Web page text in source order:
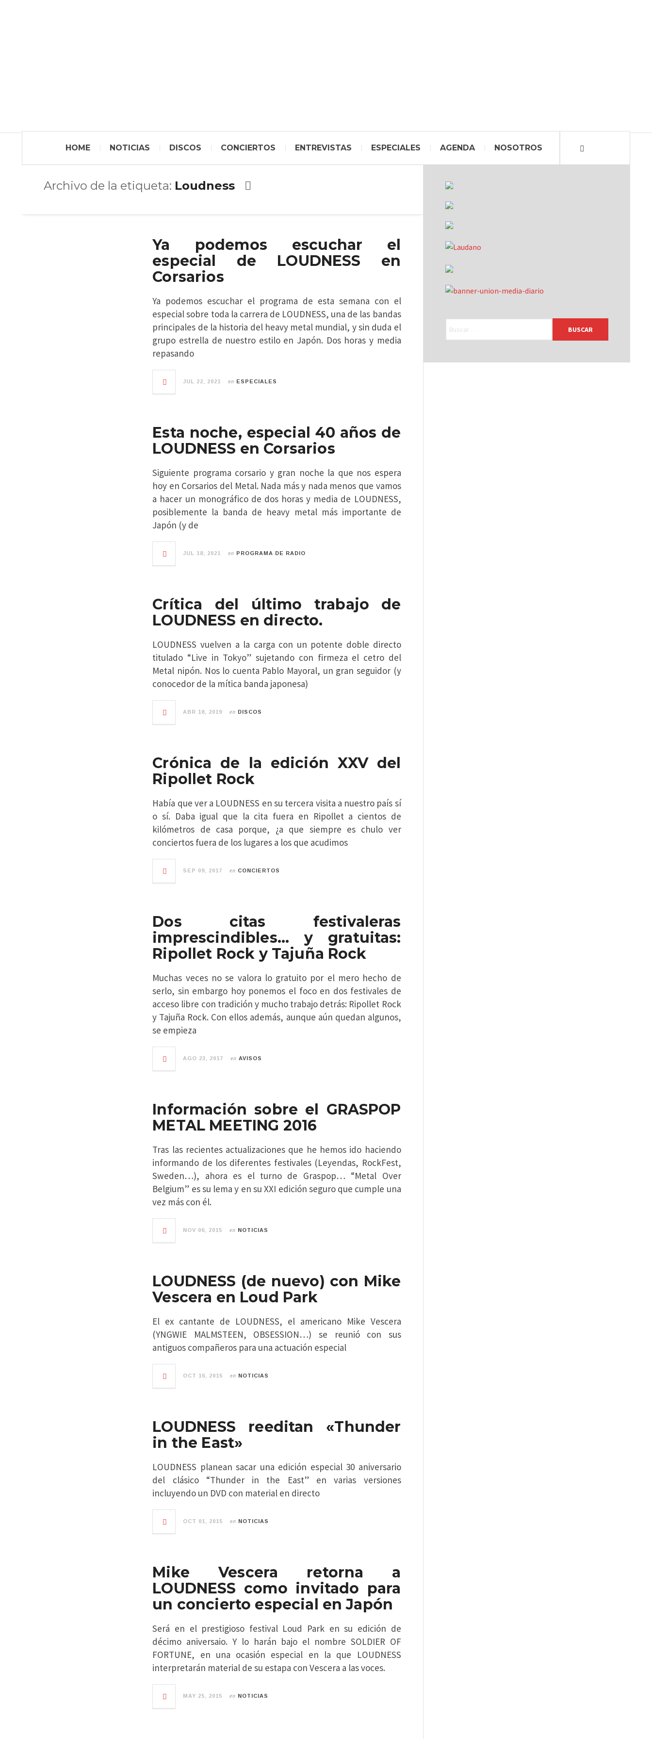
HOME NOTICIAS DISCOS CONCIERTOS ENTREVISTAS ESPECIALES AGENDA NOSOTROS
Archivo de la etiqueta: Loudness
Ya podemos escuchar el
especial de LOUDNESS en
Corsarios
Ya podemos escuchar el programa de esta semana con el
especial sobre toda la carrera de LOUDNESS, una de las bandas
principales de la historia del heavy metal mundial, y sin duda el
grupo estrella de nuestro estilo en Japón. Dos horas y media
repasando
JUL 22, 2021 en ESPECIALES
Esta noche, especial 40 años de
LOUDNESS en Corsarios
Siguiente programa corsario y gran noche la que nos espera
hoy en Corsarios del Metal. Nada más y nada menos que vamos
a hacer un monográfico de dos horas y media de LOUDNESS,
posiblemente la banda de heavy metal más importante de
Japón (y de
JUL 18, 2021 en PROGRAMA DE RADIO
Crítica del último trabajo de
LOUDNESS en directo.
LOUDNESS vuelven a la carga con un potente doble directo
titulado “Live in Tokyo” sujetando con firmeza el cetro del
Metal nipón. Nos lo cuenta Pablo Mayoral, un gran seguidor (y
conocedor de la mítica banda japonesa)
ABR 18, 2019 en DISCOS
Crónica de la edición XXV del
Ripollet Rock
Había que ver a LOUDNESS en su tercera visita a nuestro país sí
o sí. Daba igual que la cita fuera en Ripollet a cientos de
kilómetros de casa porque, ¿a que siempre es chulo ver
conciertos fuera de los lugares a los que acudimos
SEP 09, 2017 en CONCIERTOS
Dos citas festivaleras
imprescindibles… y gratuitas:
Ripollet Rock y Tajuña Rock
Muchas veces no se valora lo gratuito por el mero hecho de
serlo, sin embargo hoy ponemos el foco en dos festivales de
acceso libre con tradición y mucho trabajo detrás: Ripollet Rock
y Tajuña Rock. Con ellos además, aunque aún quedan algunos,
se empieza
AGO 23, 2017 en AVISOS
Información sobre el GRASPOP
METAL MEETING 2016
Tras las recientes actualizaciones que he hemos ido haciendo
informando de los diferentes festivales (Leyendas, RockFest,
Sweden…), ahora es el turno de Graspop… “Metal Over
Belgium” es su lema y en su XXI edición seguro que cumple una
vez más con él.
NOV 06, 2015 en NOTICIAS
LOUDNESS (de nuevo) con Mike
Vescera en Loud Park
El ex cantante de LOUDNESS, el americano Mike Vescera
(YNGWIE MALMSTEEN, OBSESSION…) se reunió con sus
antiguos compañeros para una actuación especial
OCT 16, 2015 en NOTICIAS
LOUDNESS reeditan «Thunder
in the East»
LOUDNESS planean sacar una edición especial 30 aniversario
del clásico “Thunder in the East” en varias versiones
incluyendo un DVD con material en directo
OCT 01, 2015 en NOTICIAS
Mike Vescera retorna a
LOUDNESS como invitado para
un concierto especial en Japón
Será en el prestigioso festival Loud Park en su edición de
décimo aniversaio. Y lo harán bajo el nombre SOLDIER OF
FORTUNE, en una ocasión especial en la que LOUDNESS
interpretarán material de su estapa con Vescera a las voces.
MAY 25, 2015 en NOTICIAS